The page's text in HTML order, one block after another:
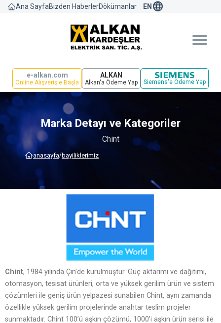
Ana SayfaBizden HaberlerDökümanlar EN language
e-alkan.com
Online Alışveriş'e Başla
ALKAN
Alkan'a Ödeme Yap Siemens'e Ödeme Yap
Marka Detayı ve Kategoriler
Chint
anasayfa/bayi̇li̇kleri̇mi̇z
Chint, 1984 yılında Çin’de kurulmuştur. Güç aktarımı ve dağıtımı,
otomasyon, tesisat ürünleri, orta ve yüksek gerilim ürün ve sistem
çözümleri ile geniş ürün yelpazesi sunabilen Chint, aynı zamanda
özellikle yüksek gerilim projelerinde anahtar teslim projeler
sunmaktadır. Chint 100’ü aşkın çözümü, 1000’i aşkın ürün serisi ile